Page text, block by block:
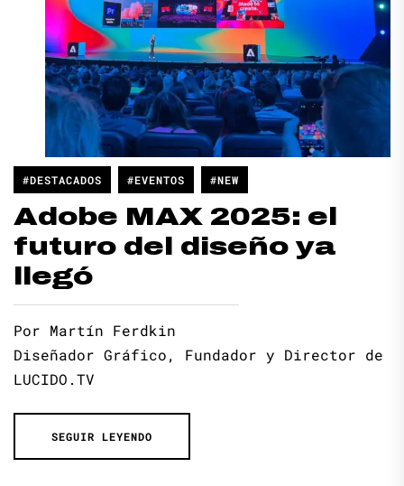
#DESTACADOS #EVENTOS #NEW
Adobe MAX 2025: el
futuro del diseño ya
llegó
Por Martín Ferdkin
Diseñador Gráfico, Fundador y Director de
LUCIDO.TV
SEGUIR LEYENDO